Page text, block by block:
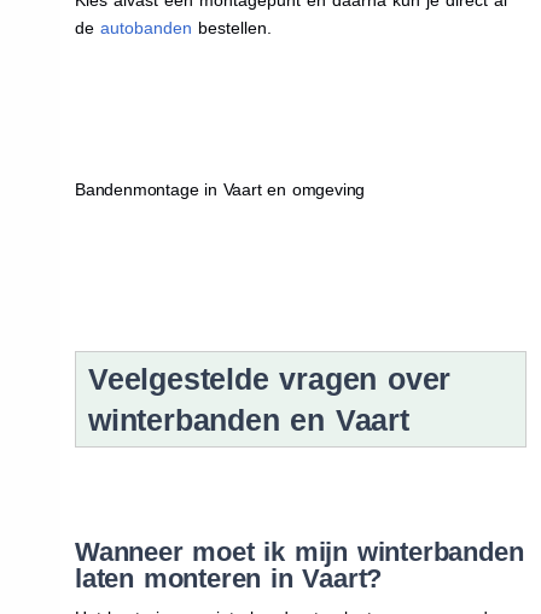
de autobanden bestellen.
Bandenmontage in Vaart en omgeving
Veelgestelde vragen over
winterbanden en Vaart
Wanneer moet ik mijn winterbanden
laten monteren in Vaart?